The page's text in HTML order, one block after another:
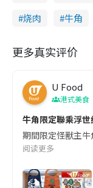
烧肉
牛角
更多真实评价
U Food
港式美食
牛角限定聯乘
期間限定怪獸主
阅读更多